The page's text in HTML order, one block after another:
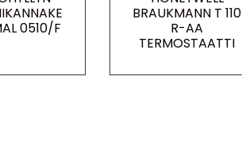
0510/F
BRAUKMANN T 110
R-AA
TERMOSTAATTI